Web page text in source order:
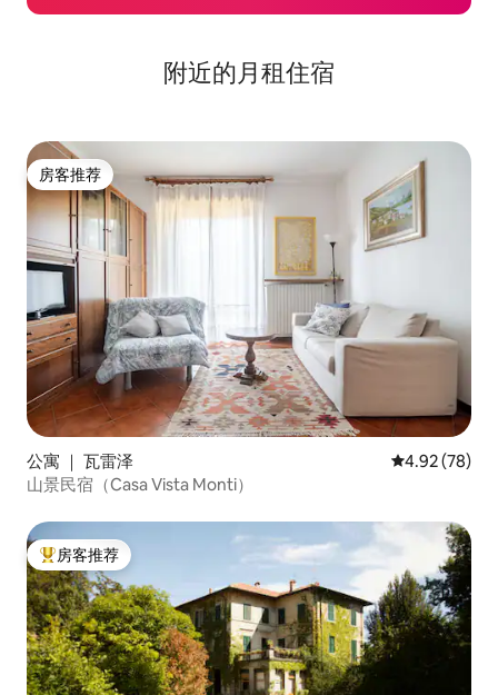
附近的月租住宿
房客推荐
房客推荐
公寓 ｜ 瓦雷泽 平均评分
4.92 (78)
山景民宿（Casa Vista Monti）
热门「房客推荐」
房客推荐